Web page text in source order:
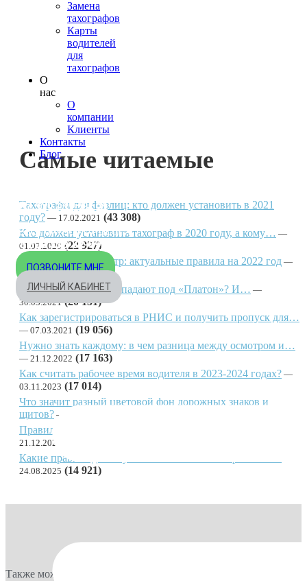
Замена
тахографов
Карты
водителей
для
тахографов
О
нас
О
компании
Клиенты
Контакты
Блог
+7 495 540-40-84
БЕСПЛАТНО ПО РОССИИ
8 800 333-32-89
ПОЗВОНИТЕ МНЕ
ЛИЧНЫЙ КАБИНЕТ
Самые читаемые
Тахографы для физлиц: кто должен установить в 2021
году?
17.02.2021 (43 308)
Кто должен установить тахограф в 2020 году, а кому…
01.07.2020 (22 927)
Как пройти техосмотр: актуальные правила на 2022 год
31.05.2022
(20 194)
Какие автомобили попадают под «Платон»? И…
30.03.2021 (20 151)
Как зарегистрироваться в РНИС и получить пропуск для…
07.03.2021 (19 056)
Нужно знать каждому: в чем разница между осмотром и…
21.12.2022 (17 163)
Как считать рабочее время водителя в 2023-2024 годах?
03.11.2023 (17 014)
Что значит разный цветовой фон дорожных знаков и
щитов?
Правила поведения на заправке: за что вас могут…
21.12.2022
Какие правила действуют в системе весогабаритного…
24.08.2025 (14 921)
Также может быть интересно